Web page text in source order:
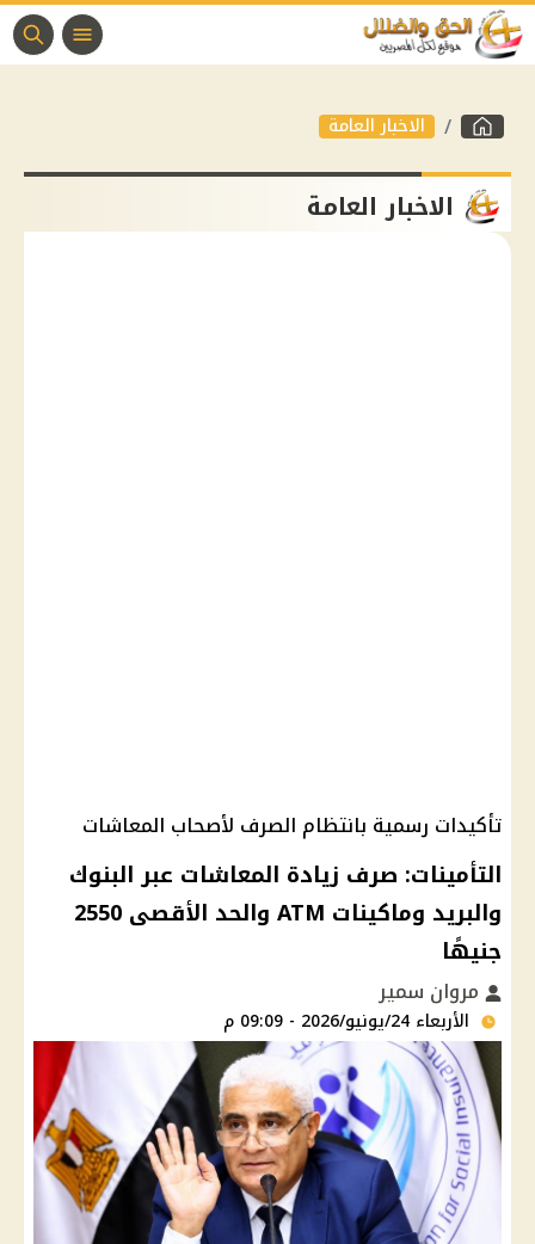
الاخبار العامة
الاخبار العامة
تأكيدات رسمية بانتظام الصرف لأصحاب المعاشات
التأمينات: صرف زيادة المعاشات عبر البنوك
والبريد وماكينات ATM والحد الأقصى 2550
جنيهًا
مروان سمير
الأربعاء 24/يونيو/2026 - 09:09 م